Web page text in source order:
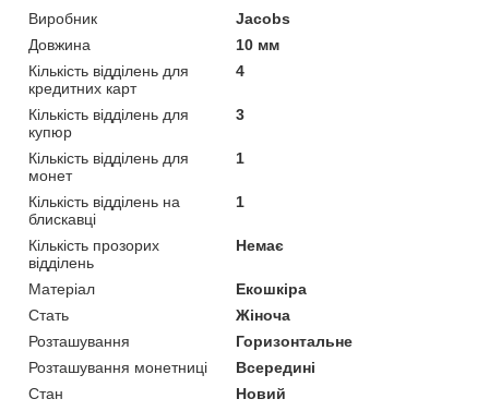
Виробник
Jacobs
Довжина
10 мм
Кількість відділень для
кредитних карт
4
Кількість відділень для
купюр
3
Кількість відділень для
монет
1
Кількість відділень на
блискавці
1
Кількість прозорих
відділень
Немає
Матеріал
Екошкіра
Стать
Жіноча
Розташування
Горизонтальне
Розташування монетниці
Всередині
Стан
Новий